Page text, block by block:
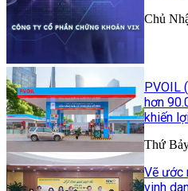
Chủ
PVOIL
hơn
khiến
Thứ
Vẽ ước
vinh